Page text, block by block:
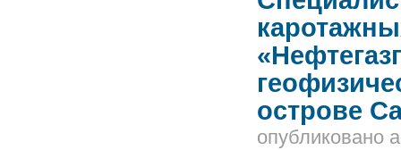
острове
опубликовано